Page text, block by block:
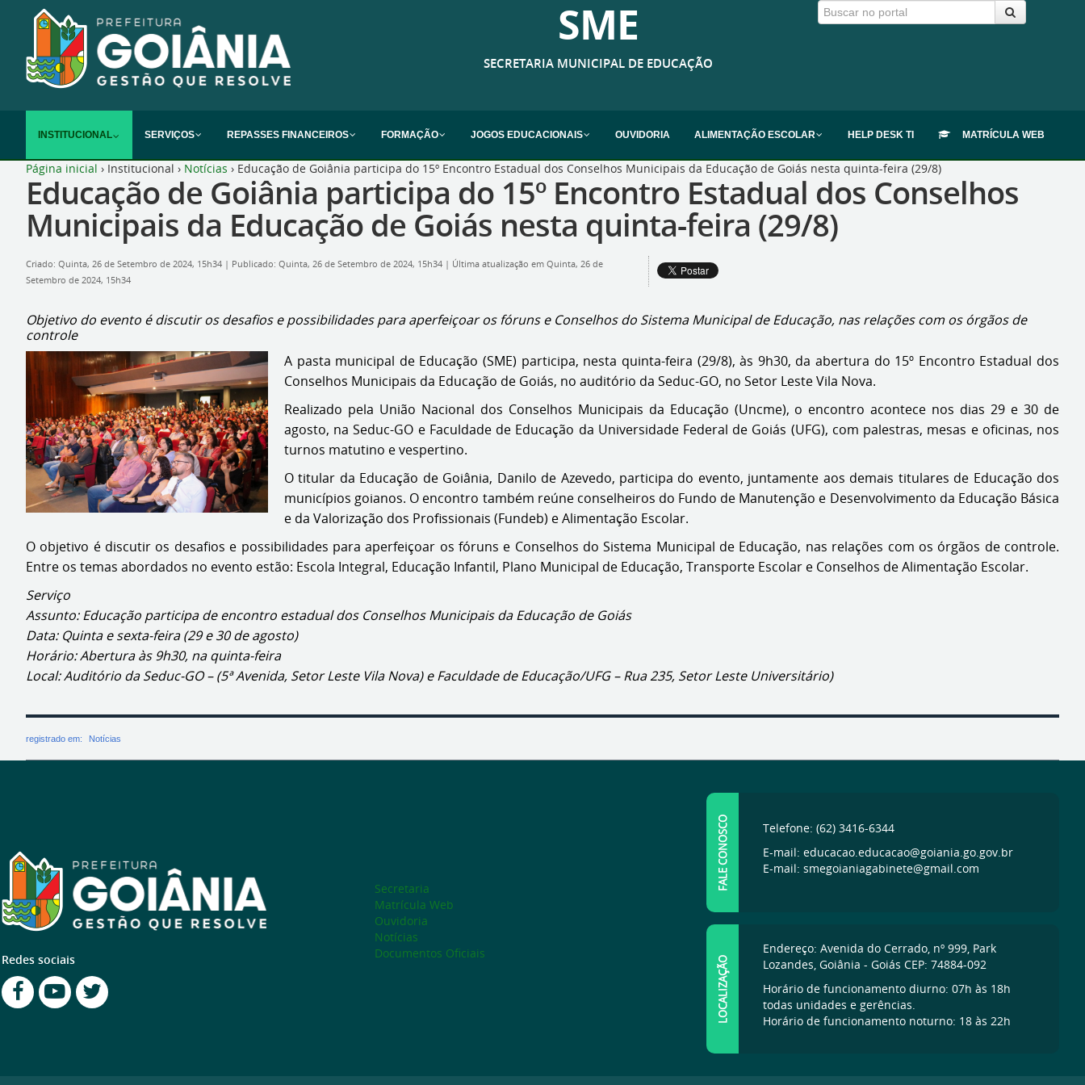
SME
SECRETARIA MUNICIPAL DE EDUCAÇÃO
INSTITUCIONAL SERVIÇOS REPASSES FINANCEIROS FORMAÇÃO JOGOS EDUCACIONAIS OUVIDORIA ALIMENTAÇÃO ESCOLAR HELP DESK TI MATRÍCULA WEB
Página inicial › Institucional › Notícias › Educação de Goiânia participa do 15º Encontro Estadual dos Conselhos Municipais da Educação de Goiás nesta quinta-feira (29/8)
Educação de Goiânia participa do 15º Encontro Estadual dos Conselhos
Municipais da Educação de Goiás nesta quinta-feira (29/8)
Criado: Quinta, 26 de Setembro de 2024, 15h34 | Publicado: Quinta, 26 de Setembro de 2024, 15h34 | Última atualização em Quinta, 26 de
Setembro de 2024, 15h34
Objetivo do evento é discutir os desafios e possibilidades para aperfeiçoar os fóruns e Conselhos do Sistema Municipal de Educação, nas relações com os órgãos de
controle
A pasta municipal de Educação (SME) participa, nesta quinta-feira (29/8), às 9h30, da abertura do 15º Encontro Estadual dos
Conselhos Municipais da Educação de Goiás, no auditório da Seduc-GO, no Setor Leste Vila Nova.
Realizado pela União Nacional dos Conselhos Municipais da Educação (Uncme), o encontro acontece nos dias 29 e 30 de
agosto, na Seduc-GO e Faculdade de Educação da Universidade Federal de Goiás (UFG), com palestras, mesas e oficinas, nos
turnos matutino e vespertino.
O titular da Educação de Goiânia, Danilo de Azevedo, participa do evento, juntamente aos demais titulares de Educação dos
municípios goianos. O encontro também reúne conselheiros do Fundo de Manutenção e Desenvolvimento da Educação Básica
e da Valorização dos Profissionais (Fundeb) e Alimentação Escolar.
O objetivo é discutir os desafios e possibilidades para aperfeiçoar os fóruns e Conselhos do Sistema Municipal de Educação, nas relações com os órgãos de controle.
Entre os temas abordados no evento estão: Escola Integral, Educação Infantil, Plano Municipal de Educação, Transporte Escolar e Conselhos de Alimentação Escolar.
Serviço
Assunto: Educação participa de encontro estadual dos Conselhos Municipais da Educação de Goiás
Data: Quinta e sexta-feira (29 e 30 de agosto)
Horário: Abertura às 9h30, na quinta-feira
Local: Auditório da Seduc-GO – (5ª Avenida, Setor Leste Vila Nova) e Faculdade de Educação/UFG – Rua 235, Setor Leste Universitário)
registrado em: Notícias
Redes sociais
Secretaria
Matrícula Web
Ouvidoria
Notícias
Documentos Oficiais
FALE CONOSCO
Telefone: (62) 3416-6344
E-mail: educacao.educacao@goiania.go.gov.br
E-mail: smegoianiagabinete@gmail.com
LOCALIZAÇÃO
Endereço: Avenida do Cerrado, nº 999, Park
Lozandes, Goiânia - Goiás CEP: 74884-092
Horário de funcionamento diurno: 07h às 18h
todas unidades e gerências.
Horário de funcionamento noturno: 18 às 22h